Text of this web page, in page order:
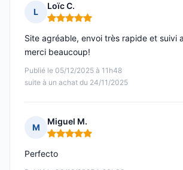
L
Loïc C.
Note : 5 sur 5
Publié le 05/12/2025 à 11h48
suite à un achat du 24/11/2025
Site agréable, envoi très rapide et suivi
merci beaucoup!
M
Miguel M.
Note : 5 sur 5
Perfecto